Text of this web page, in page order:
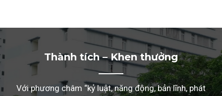
Thành tích – Khen thưởng
Với phương châm “kỷ luật, năng động, bản lĩnh, phát